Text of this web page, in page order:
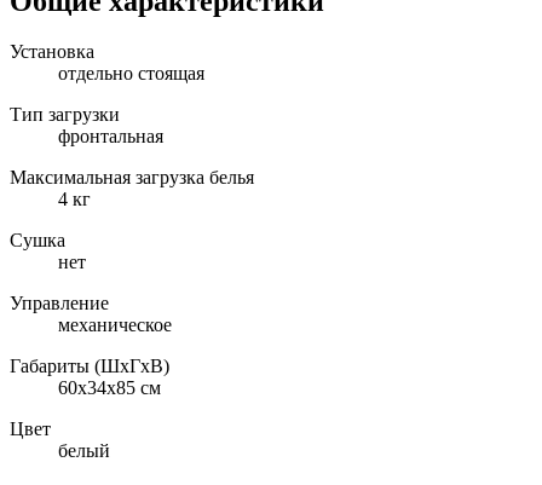
Установка
отдельно стоящая
Тип загрузки
фронтальная
Максимальная загрузка белья
4 кг
Сушка
нет
Управление
механическое
Габариты (ШxГxВ)
60x34x85 см
Цвет
белый